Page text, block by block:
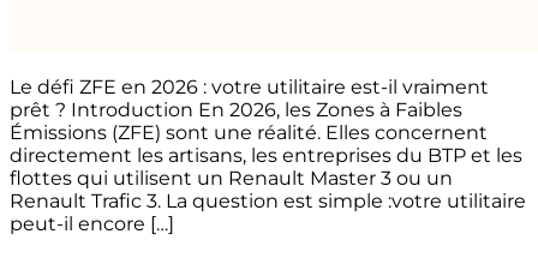
Le défi ZFE en 2026 : votre utilitaire est-il vraiment
prêt ? Introduction En 2026, les Zones à Faibles
Émissions (ZFE) sont une réalité. Elles concernent
directement les artisans, les entreprises du BTP et les
flottes qui utilisent un Renault Master 3 ou un
Renault Trafic 3. La question est simple :votre utilitaire
peut-il encore […]